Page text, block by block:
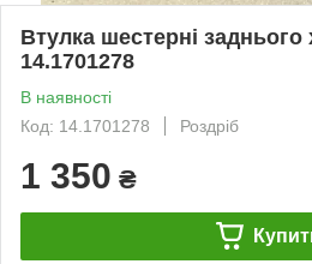
Втулка шестерні
14.1701278
В наявності
Код: 14.1701278
Роздріб
1 350 ₴